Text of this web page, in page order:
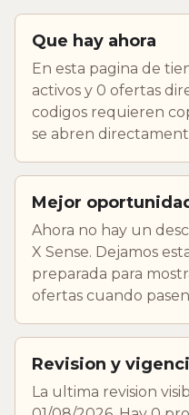
Que hay ahora
En esta pagina de
activos y 0 ofertas
codigos requieren
se abren
Mejor
Ahora no hay un
X Sense. Dejamos
preparada para
ofertas cuando
Revision y
La ultima revision